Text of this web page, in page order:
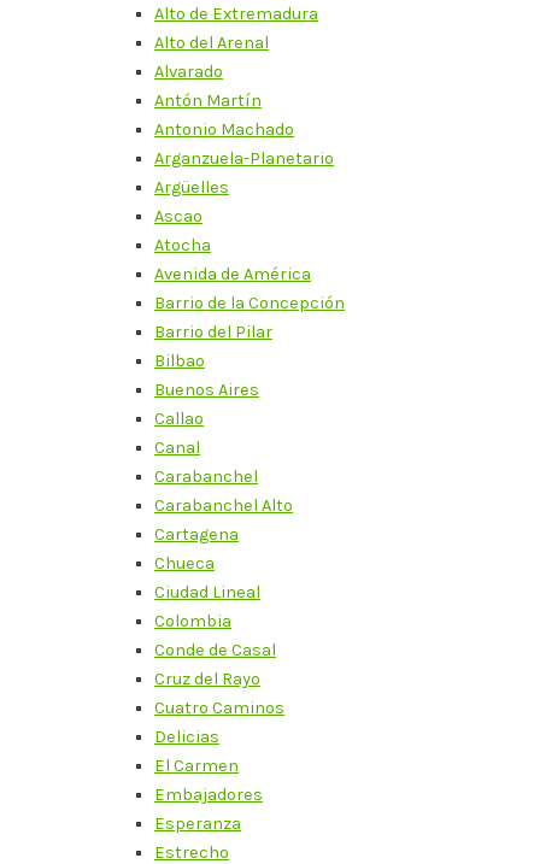
Alto de Extremadura
Alto del Arenal
Alvarado
Antón Martín
Antonio Machado
Arganzuela-Planetario
Argüelles
Ascao
Atocha
Avenida de América
Barrio de la Concepción
Barrio del Pilar
Bilbao
Buenos Aires
Callao
Canal
Carabanchel
Carabanchel Alto
Cartagena
Chueca
Ciudad Lineal
Colombia
Conde de Casal
Cruz del Rayo
Cuatro Caminos
Delicias
El Carmen
Embajadores
Esperanza
Estrecho